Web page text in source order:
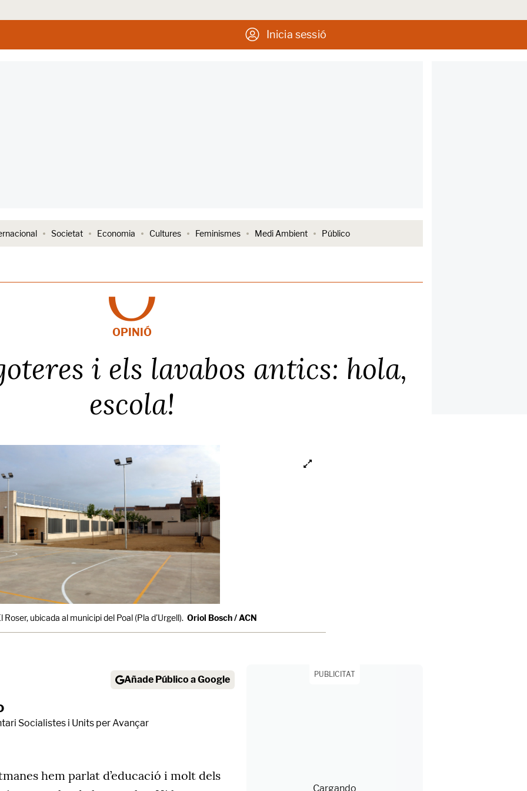
Inicia sessió
Societat Economia Cultures Feminismes Medi Ambient Público
OPINIÓ
i els lavabos antics: hola,
escola!
Roser, ubicada al municipi del Poal (Pla d'Urgell). Oriol Bosch / ACN
Añade Público a Google
Socialistes i Units per Avançar
hem parlat d’educació i molt dels
PUBLICITAT